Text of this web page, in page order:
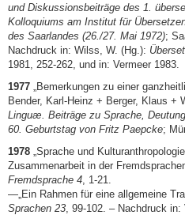
und Diskussionsbeiträge des 1.
Kolloquiums am Institut für
des Saarlandes (26./27. Mai 1972);
Nachdruck in: Wilss, W. (Hg.):
1981, 252-262, und in: Vermeer 1983.
1977 „Bemerkungen zu einer
Bender, Karl-Heinz + Berger, Klaus +
Linguæ. Beiträge zu Sprache,
60. Geburtstag von Fritz Paepcke;
1978 „Sprache und
Zusammenarbeit in der
Fremdsprache 4 , 1-21.
—„Ein Rahmen für eine allgemeine
Sprachen 23 , 99-102. – Nachdruck in: